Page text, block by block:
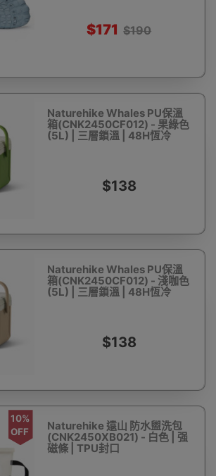
$171 $190
Naturehike Whales PU保溫
箱(CNK2450CF012) - 果綠色
(5L) | 三層鎖溫 | 48H恆冷
$138
Naturehike Whales PU保溫
箱(CNK2450CF012) - 淺咖色
(5L) | 三層鎖溫 | 48H恆冷
$138
10%
OFF
Naturehike 遠山 防水盥洗包
(CNK2450XB021) - 白色 | 强
磁條 | TPU封口